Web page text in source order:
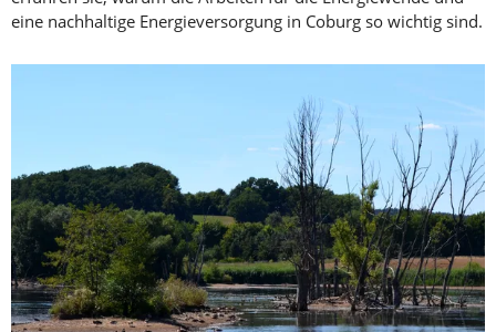
eine nachhaltige Energieversorgung in Coburg so wichtig sind.